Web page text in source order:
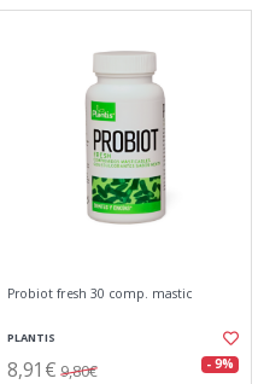
Probiot fresh 30 comp. mastic
PLANTIS
8,91€ 9,80€ - 9%